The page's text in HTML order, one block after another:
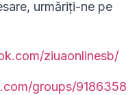
urmăriți-ne pe
ziuaonlinesb/
groups/9186358